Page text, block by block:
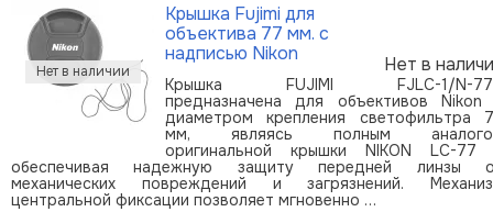
Нет в
Крышка Fujimi для
объектива 77 мм. с
надписью Nikon
Крышка FUJIMI FJLC-1/N-
предназначена для объективов Nikon
диаметром крепления светофильтра
мм, являясь полным
оригинальной крышки NIKON LC-77
обеспечивая надежную защиту передней линзы
механических повреждений и загрязнений.
центральной фиксации позволяет мгновенно …